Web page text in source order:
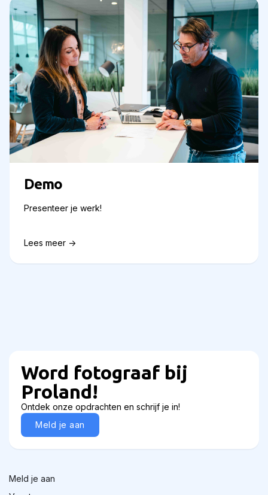
Demo
Presenteer je werk!
Lees meer ->
Word fotograaf bij
Proland!
Ontdek onze opdrachten en schrijf je in!
Meld je aan
Meld je aan